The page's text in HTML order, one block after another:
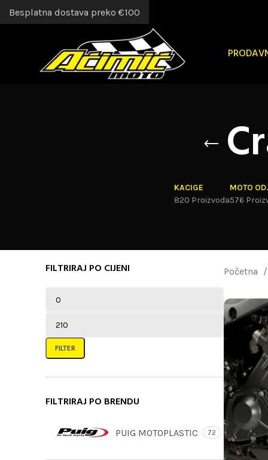
KACIGE
820 Proizvoda
MOTO
576
FILTRIRAJ PO CIJENI
FILTER
FILTRIRAJ PO BRENDU
PUIG MOTOPLASTIC 72
Početna
Besplatna dostava preko €100